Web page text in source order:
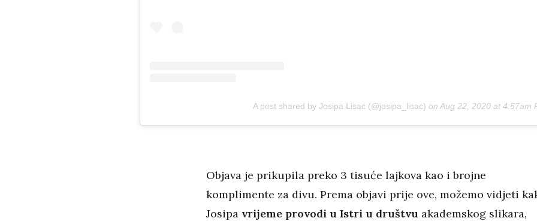
A post shared by Josipa Lisac (@josipa_lisac) onAug 22, 2020 at 4:57am
Objava je prikupila preko 3 tisuće lajkova kao i brojne
komplimente za divu. Prema objavi prije ove, možemo vidjeti
Josipa vrijeme provodi u Istri u društvu akademskog slikara,